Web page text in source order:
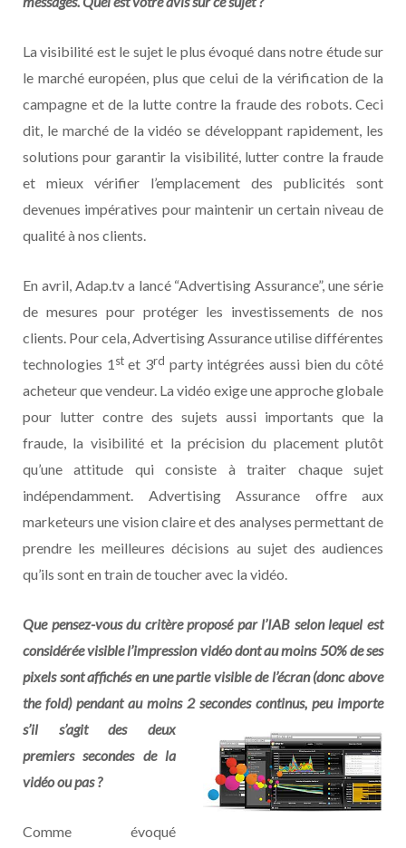
La visibilité est le sujet le plus évoqué dans notre étude sur
le marché européen, plus que celui de la vérification de la
campagne et de la lutte contre la fraude des robots. Ceci
dit, le marché de la vidéo se développant rapidement, les
solutions pour garantir la visibilité, lutter contre la fraude
et mieux vérifier l’emplacement des publicités sont
devenues impératives pour maintenir un certain niveau de
qualité à nos clients.
En avril, Adap.tv a lancé “Advertising Assurance”, une série
de mesures pour protéger les investissements de nos
clients. Pour cela, Advertising Assurance utilise différentes
technologies 1stet 3rd party intégrées aussi bien du côté
acheteur que vendeur. La vidéo exige une approche globale
pour lutter contre des sujets aussi importants que la
fraude, la visibilité et la précision du placement plutôt
qu’une attitude qui consiste à traiter chaque sujet
indépendamment. Advertising Assurance offre aux
marketeurs une vision claire et des analyses permettant de
prendre les meilleures décisions au sujet des audiences
qu’ils sont en train de toucher avec la vidéo.
Que pensez-vous du critère proposé par l’IAB selon lequel est
considérée visible l’impression vidéo dont au moins 50% de ses
pixels sont affichés en une partie visible de l’écran (donc above
the fold) pendant au moins 2 secondes continus, peu importe
s’il s’agit des deux
premiers secondes de la
vidéo ou pas ?
Comme évoqué